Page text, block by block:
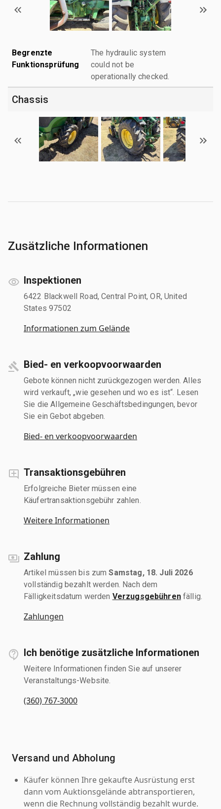
Begrenzte
Funktionsprüfung
The hydraulic system
could not be
operationally checked.
Chassis
Zusätzliche Informationen
Inspektionen
6422 Blackwell Road, Central Point, OR, United
States 97502
Informationen zum Gelände
Bied- en verkoopvoorwaarden
Gebote können nicht zurückgezogen werden. Alles
wird verkauft, „wie gesehen und wo es ist“. Lesen
Sie die Allgemeine Geschäftsbedingungen, bevor
Sie ein Gebot abgeben.
Bied- en verkoopvoorwaarden
Transaktionsgebühren
Erfolgreiche Bieter müssen eine
Käufertransaktionsgebühr zahlen.
Weitere Informationen
Zahlung
Artikel müssen bis zumSamstag, 18. Juli 2026
vollständig bezahlt werden. Nach dem
Fälligkeitsdatum werden Verzugsgebührenfällig.
Zahlungen
Ich benötige zusätzliche Informationen
Weitere Informationen finden Sie auf unserer
Veranstaltungs-Website.
(360) 767-3000
Versand und Abholung
Käufer können Ihre gekaufte Ausrüstung erst
dann vom Auktionsgelände abtransportieren,
wenn die Rechnung vollständig bezahlt wurde.